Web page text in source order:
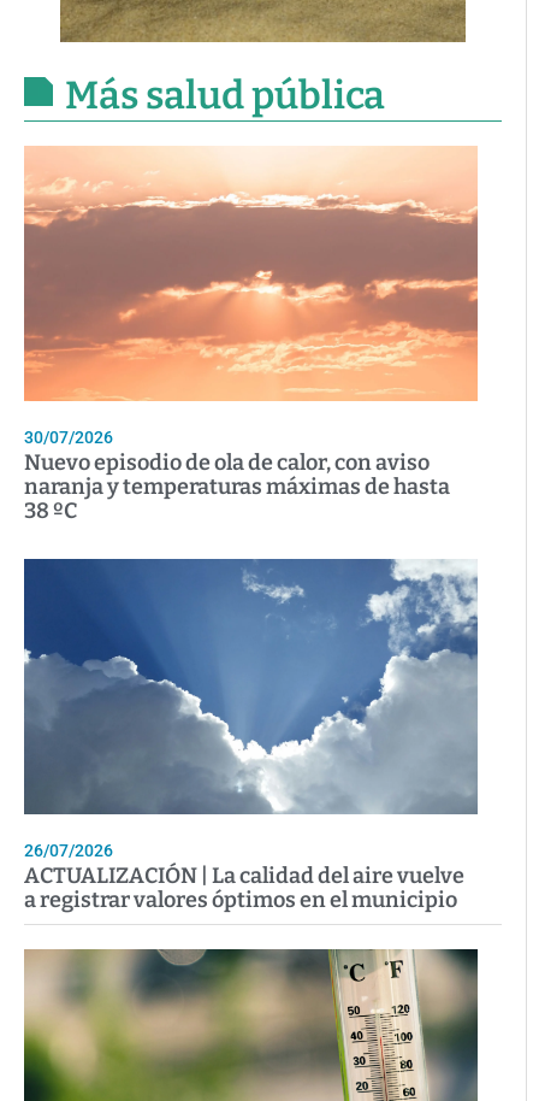
Más salud pública
30/07/2026
Nuevo episodio de ola de calor, con aviso
naranja y temperaturas máximas de hasta
38 ºC
26/07/2026
ACTUALIZACIÓN | La calidad del aire vuelve
a registrar valores óptimos en el municipio